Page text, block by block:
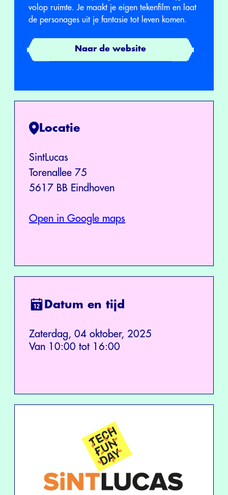
volop ruimte. Je maakt je eigen tekenfilm en laat
de personages uit je fantasie tot leven komen.
Naar de website
Locatie
SintLucas
Torenallee 75
5617 BB Eindhoven
Open in Google maps
Datum en tijd
Zaterdag, 04 oktober, 2025
Van 10:00 tot 16:00